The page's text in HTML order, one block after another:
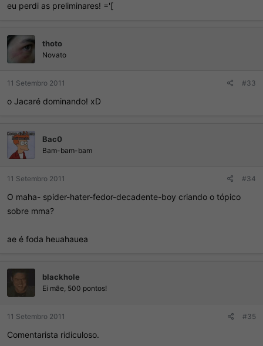
eu perdi as preliminares! ='[
thoto
Novato
11 Setembro 2011 #33
o Jacaré dominando! xD
Bac0
Bam-bam-bam
11 Setembro 2011 #34
O maha- spider-hater-fedor-decadente-boy criando o tópico
sobre mma?
ae é foda heuahauea
blackhole
Ei mãe, 500 pontos!
11 Setembro 2011 #35
Comentarista ridiculoso.